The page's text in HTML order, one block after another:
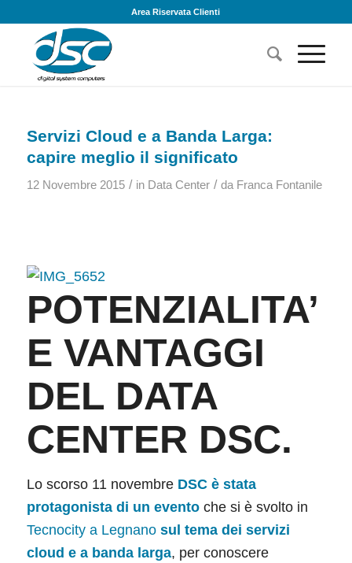
Area Riservata Clienti
Servizi Cloud e a Banda Larga:
capire meglio il significato
12 Novembre 2015 / in Data Center / da Franca Fontanile
POTENZIALITA’
E VANTAGGI
DEL DATA
CENTER DSC.
Lo scorso 11 novembre DSC è stata
protagonista di un eventoche si è svolto in
Tecnocity a Legnano sul tema dei servizi
cloud e a banda larga, per conoscere